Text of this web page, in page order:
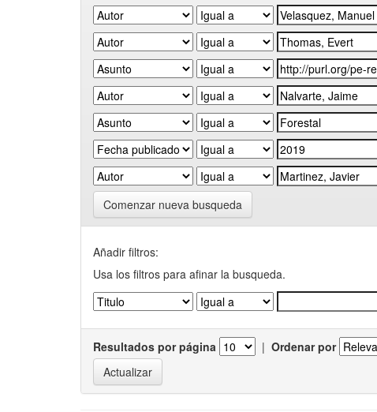
Comenzar nueva busqueda
Añadir filtros:
Usa los filtros para afinar la busqueda.
Resultados por página | Ordenar por